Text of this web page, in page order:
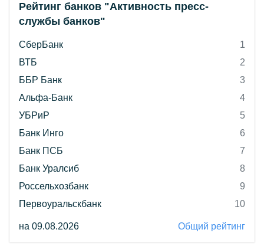
Рейтинг банков "Активность пресс-
службы банков"
СберБанк
1
ВТБ
2
ББР Банк
3
Альфа-Банк
4
УБРиР
5
Банк Инго
6
Банк ПСБ
7
Банк Уралсиб
8
Россельхозбанк
9
Первоуральскбанк
10
на 09.08.2026 Общий рейтинг